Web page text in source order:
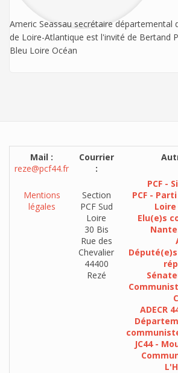
Americ Seassau secrétaire départemental
de Loire-Atlantique est l'invité de Bertand
Bleu Loire Océan
Mail :
reze@pcf44.fr
Mentions
légales
Courrier
:
Section
PCF Sud
Loire
30 Bis
Rue des
Chevalier
44400
Rezé
PCF -
PCF -
Elu(e)s
ADECR
JC44 -